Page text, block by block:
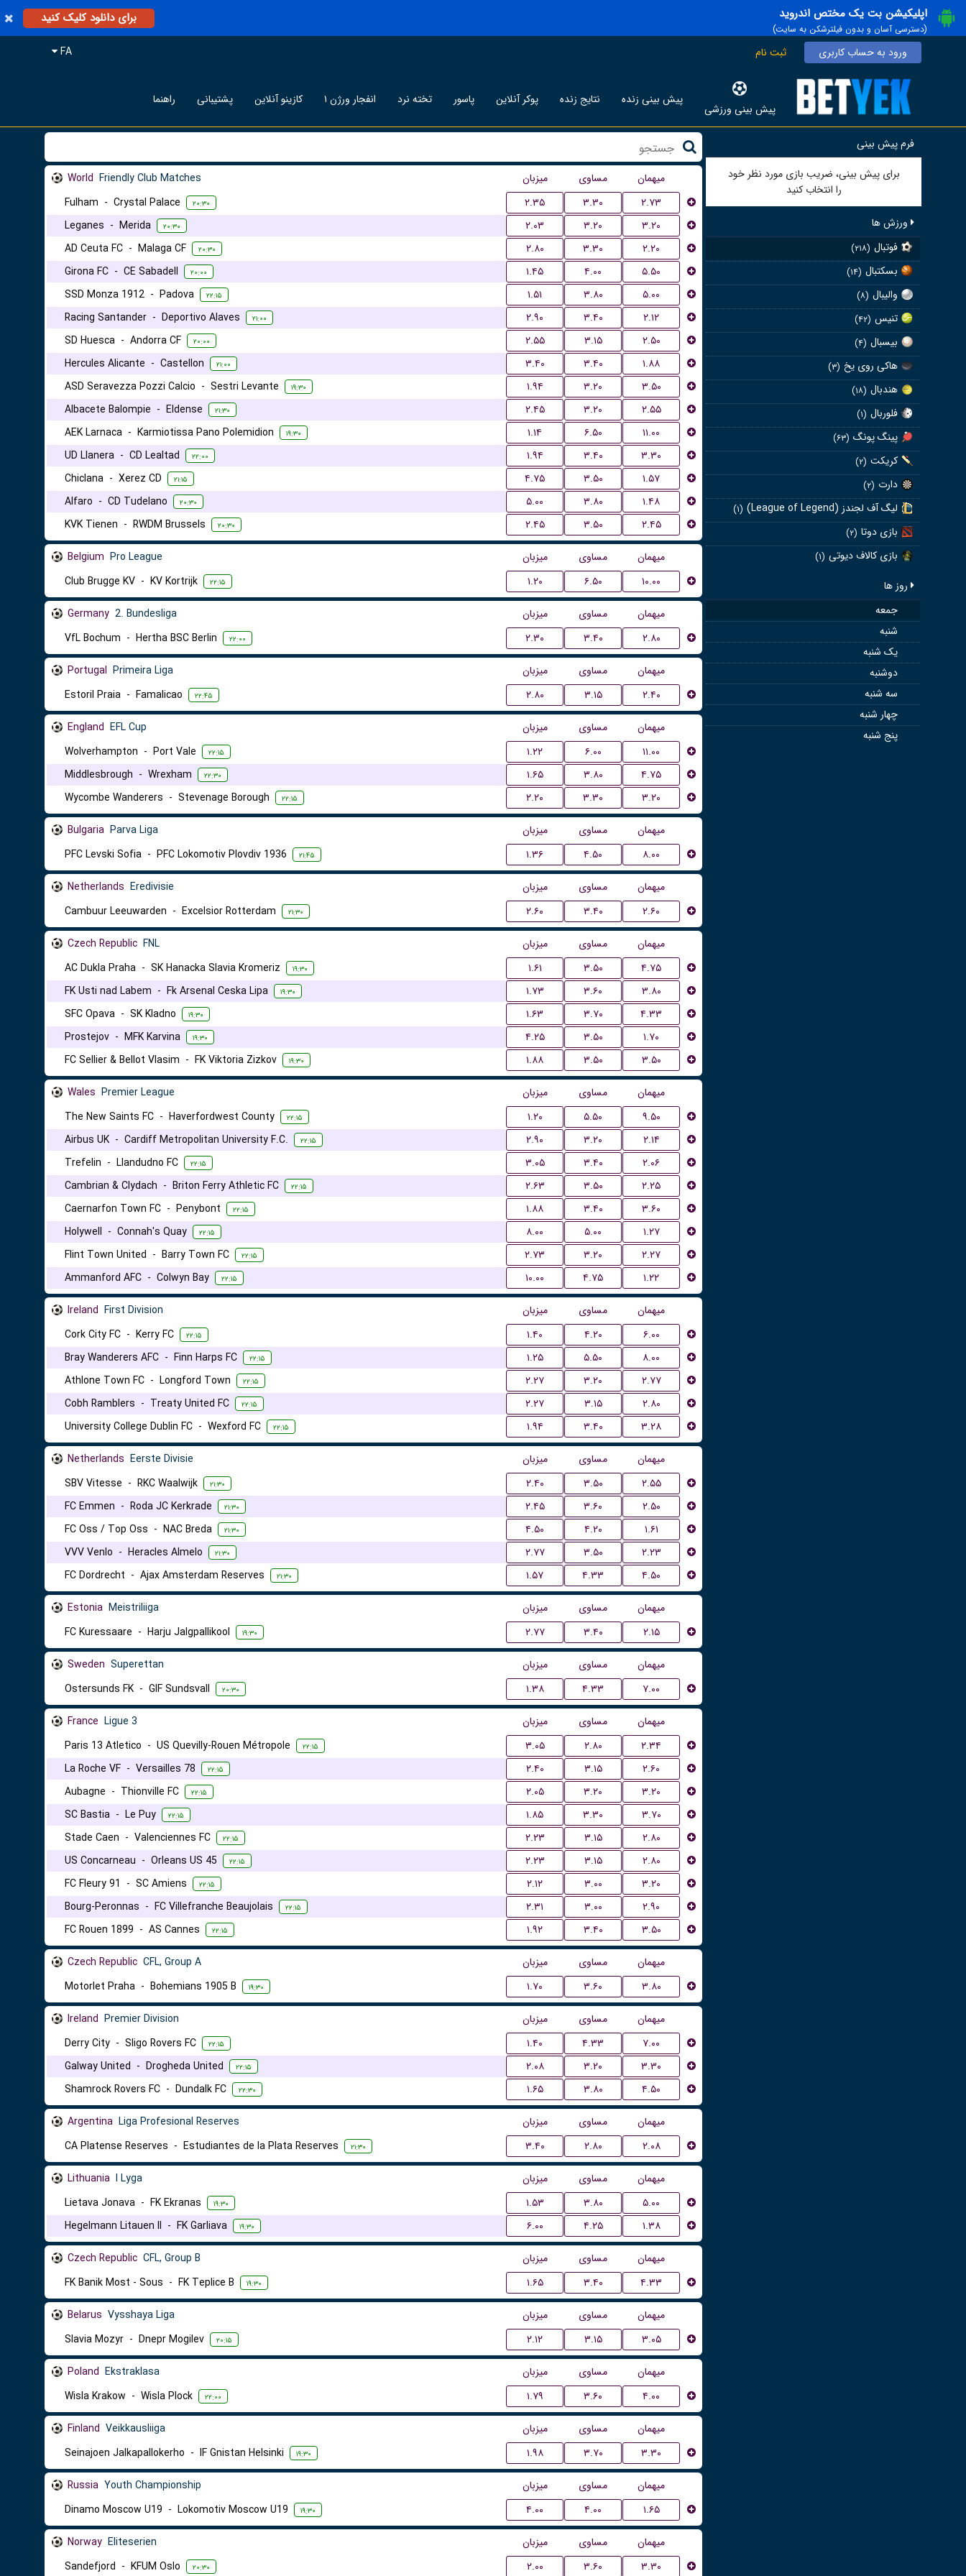
اپلیکیشن بت یک مختص اندروید
(دسترسی آسان و بدون فیلترشکن به سایت)
برای دانلود کلیک کنید
FA ورود به حساب کاربری ثبت نام
پیش بینی ورزشی
پیش بینی زنده نتایج زنده پوکر آنلاین پاسور تخته نرد انفجار ورژن ۱ کازینو آنلاین پشتیبانی راهنما
فرم پیش بینی
برای پیش بینی، ضریب بازی مورد نظر خود
را انتخاب کنید
ورزش ها
فوتبال (۲۱۸)
بسکتبال (۱۴)
والیبال (۸)
تنیس (۴۲)
بیسبال (۴)
هاکی روی یخ (۳)
هندبال (۱۸)
فلوربال (۱)
پینگ پونگ (۶۳)
کریکت (۲)
دارت (۲)
لیگ آف لجندز (League of Legend) (۱)
بازی دوتا (۲)
بازی کالاف دیوتی (۱)
روز ها
جمعه
شنبه
یک شنبه
دوشنبه
سه شنبه
چهار شنبه
پنج شنبه
World Friendly Club Matches میزبان مساوی
میهمان
Fulham - Crystal Palace ۲۰:۳۰ ۲.۳۵ ۳.۳۰
۲.۷۳
Leganes - Merida ۲۰:۳۰ ۲.۰۳ ۳.۲۰
۳.۲۰
AD Ceuta FC - Malaga CF ۲۰:۳۰ ۲.۸۰ ۳.۳۰
۲.۲۰
Girona FC - CE Sabadell ۲۰:۰۰ ۱.۴۵ ۴.۰۰
۵.۵۰
SSD Monza 1912 - Padova ۲۲:۱۵ ۱.۵۱ ۳.۸۰
۵.۰۰
Racing Santander - Deportivo Alaves ۲۱:۰۰ ۲.۹۰ ۳.۴۰
۲.۱۲
SD Huesca - Andorra CF ۲۰:۰۰ ۲.۵۵ ۳.۱۵
۲.۵۰
Hercules Alicante - Castellon ۲۱:۰۰ ۳.۴۰ ۳.۴۰
۱.۸۸
ASD Seravezza Pozzi Calcio - Sestri Levante ۱۹:۳۰ ۱.۹۴ ۳.۲۰
۳.۵۰
Albacete Balompie - Eldense ۲۱:۳۰ ۲.۴۵ ۳.۲۰
۲.۵۵
AEK Larnaca - Karmiotissa Pano Polemidion ۱۹:۳۰ ۱.۱۴ ۶.۵۰
۱۱.۰۰
UD Llanera - CD Lealtad ۲۲:۰۰ ۱.۹۴ ۳.۴۰
۳.۳۰
Chiclana - Xerez CD ۲۱:۱۵ ۴.۷۵ ۳.۵۰
۱.۵۷
Alfaro - CD Tudelano ۲۰:۳۰ ۵.۰۰ ۳.۸۰
۱.۴۸
KVK Tienen - RWDM Brussels ۲۰:۳۰ ۲.۴۵ ۳.۵۰ ۲.۴۵
Belgium Pro League میزبان مساوی
میهمان
Club Brugge KV - KV Kortrijk ۲۲:۱۵ ۱.۲۰ ۶.۵۰ ۱۰.۰۰
Germany 2. Bundesliga میزبان مساوی
میهمان
VfL Bochum - Hertha BSC Berlin ۲۲:۰۰ ۲.۳۰ ۳.۴۰ ۲.۸۰
Portugal Primeira Liga میزبان مساوی
میهمان
Estoril Praia - Famalicao ۲۲:۴۵ ۲.۸۰ ۳.۱۵ ۲.۴۰
England EFL Cup میزبان مساوی
میهمان
Wolverhampton - Port Vale ۲۲:۱۵ ۱.۲۲ ۶.۰۰
۱۱.۰۰
Middlesbrough - Wrexham ۲۲:۳۰ ۱.۶۵ ۳.۸۰
۴.۷۵
Wycombe Wanderers - Stevenage Borough ۲۲:۱۵ ۲.۲۰ ۳.۳۰ ۳.۲۰
Bulgaria Parva Liga میزبان مساوی
میهمان
PFC Levski Sofia - PFC Lokomotiv Plovdiv 1936 ۲۱:۴۵ ۱.۳۶ ۴.۵۰ ۸.۰۰
Netherlands Eredivisie میزبان مساوی
میهمان
Cambuur Leeuwarden - Excelsior Rotterdam ۲۱:۳۰ ۲.۶۰ ۳.۴۰ ۲.۶۰
Czech Republic FNL میزبان مساوی
میهمان
AC Dukla Praha - SK Hanacka Slavia Kromeriz ۱۹:۳۰ ۱.۶۱ ۳.۵۰
۴.۷۵
FK Usti nad Labem - Fk Arsenal Ceska Lipa ۱۹:۳۰ ۱.۷۳ ۳.۶۰
۳.۸۰
SFC Opava - SK Kladno ۱۹:۳۰ ۱.۶۳ ۳.۷۰
۴.۳۳
Prostejov - MFK Karvina ۱۹:۳۰ ۴.۲۵ ۳.۵۰
۱.۷۰
FC Sellier & Bellot Vlasim - FK Viktoria Zizkov ۱۹:۳۰ ۱.۸۸ ۳.۵۰ ۳.۵۰
Wales Premier League میزبان مساوی
میهمان
The New Saints FC - Haverfordwest County ۲۲:۱۵ ۱.۲۰ ۵.۵۰
۹.۵۰
Airbus UK - Cardiff Metropolitan University F.C. ۲۲:۱۵ ۲.۹۰ ۳.۲۰
۲.۱۴
Trefelin - Llandudno FC ۲۲:۱۵ ۳.۰۵ ۳.۴۰
۲.۰۶
Cambrian & Clydach - Briton Ferry Athletic FC ۲۲:۱۵ ۲.۶۳ ۳.۵۰
۲.۲۵
Caernarfon Town FC - Penybont ۲۲:۱۵ ۱.۸۸ ۳.۴۰
۳.۶۰
Holywell - Connah's Quay ۲۲:۱۵ ۸.۰۰ ۵.۰۰
۱.۲۷
Flint Town United - Barry Town FC ۲۲:۱۵ ۲.۷۳ ۳.۲۰
۲.۲۷
Ammanford AFC - Colwyn Bay ۲۲:۱۵ ۱۰.۰۰ ۴.۷۵ ۱.۲۲
Ireland First Division میزبان مساوی
میهمان
Cork City FC - Kerry FC ۲۲:۱۵ ۱.۴۰ ۴.۲۰
۶.۰۰
Bray Wanderers AFC - Finn Harps FC ۲۲:۱۵ ۱.۲۵ ۵.۵۰
۸.۰۰
Athlone Town FC - Longford Town ۲۲:۱۵ ۲.۲۷ ۳.۲۰
۲.۷۷
Cobh Ramblers - Treaty United FC ۲۲:۱۵ ۲.۲۷ ۳.۱۵
۲.۸۰
University College Dublin FC - Wexford FC ۲۲:۱۵ ۱.۹۴ ۳.۴۰ ۳.۲۸
Netherlands Eerste Divisie میزبان مساوی
میهمان
SBV Vitesse - RKC Waalwijk ۲۱:۳۰ ۲.۴۰ ۳.۵۰
۲.۵۵
FC Emmen - Roda JC Kerkrade ۲۱:۳۰ ۲.۴۵ ۳.۶۰
۲.۵۰
FC Oss / Top Oss - NAC Breda ۲۱:۳۰ ۴.۵۰ ۴.۲۰
۱.۶۱
VVV Venlo - Heracles Almelo ۲۱:۳۰ ۲.۷۷ ۳.۵۰
۲.۲۳
FC Dordrecht - Ajax Amsterdam Reserves ۲۱:۳۰ ۱.۵۷ ۴.۳۳ ۴.۵۰
Estonia Meistriliiga میزبان مساوی
میهمان
FC Kuressaare - Harju Jalgpallikool ۱۹:۳۰ ۲.۷۷ ۳.۴۰ ۲.۱۵
Sweden Superettan میزبان مساوی
میهمان
Ostersunds FK - GIF Sundsvall ۲۰:۳۰ ۱.۳۸ ۴.۳۳ ۷.۰۰
France Ligue 3 میزبان مساوی
میهمان
Paris 13 Atletico - US Quevilly-Rouen Métropole ۲۲:۱۵ ۳.۰۵ ۲.۸۰
۲.۳۴
La Roche VF - Versailles 78 ۲۲:۱۵ ۲.۴۰ ۳.۱۵
۲.۶۰
Aubagne - Thionville FC ۲۲:۱۵ ۲.۰۵ ۳.۲۰
۳.۲۰
SC Bastia - Le Puy ۲۲:۱۵ ۱.۸۵ ۳.۳۰
۳.۷۰
Stade Caen - Valenciennes FC ۲۲:۱۵ ۲.۲۳ ۳.۱۵
۲.۸۰
US Concarneau - Orleans US 45 ۲۲:۱۵ ۲.۲۳ ۳.۱۵
۲.۸۰
FC Fleury 91 - SC Amiens ۲۲:۱۵ ۲.۱۲ ۳.۰۰
۳.۲۰
Bourg-Peronnas - FC Villefranche Beaujolais ۲۲:۱۵ ۲.۳۱ ۳.۰۰
۲.۹۰
FC Rouen 1899 - AS Cannes ۲۲:۱۵ ۱.۹۲ ۳.۴۰ ۳.۵۰
Czech Republic CFL, Group A میزبان مساوی
میهمان
Motorlet Praha - Bohemians 1905 B ۱۹:۳۰ ۱.۷۰ ۳.۶۰ ۳.۸۰
Ireland Premier Division میزبان مساوی
میهمان
Derry City - Sligo Rovers FC ۲۲:۱۵ ۱.۴۰ ۴.۳۳
۷.۰۰
Galway United - Drogheda United ۲۲:۱۵ ۲.۰۸ ۳.۲۰
۳.۳۰
Shamrock Rovers FC - Dundalk FC ۲۲:۳۰ ۱.۶۵ ۳.۸۰ ۴.۵۰
Argentina Liga Profesional Reserves میزبان مساوی
میهمان
CA Platense Reserves - Estudiantes de la Plata Reserves ۲۱:۳۰ ۳.۴۰ ۲.۸۰ ۲.۰۸
Lithuania I Lyga میزبان مساوی
میهمان
Lietava Jonava - FK Ekranas ۱۹:۳۰ ۱.۵۳ ۳.۸۰
۵.۰۰
Hegelmann Litauen II - FK Garliava ۱۹:۳۰ ۶.۰۰ ۴.۲۵ ۱.۳۸
Czech Republic CFL, Group B میزبان مساوی
میهمان
FK Banik Most - Sous - FK Teplice B ۱۹:۳۰ ۱.۶۵ ۳.۴۰ ۴.۳۳
Belarus Vysshaya Liga میزبان مساوی
میهمان
Slavia Mozyr - Dnepr Mogilev ۲۰:۱۵ ۲.۱۲ ۳.۱۵ ۳.۰۵
Poland Ekstraklasa میزبان مساوی
میهمان
Wisla Krakow - Wisla Plock ۲۲:۰۰ ۱.۷۹ ۳.۶۰ ۴.۰۰
Finland Veikkausliiga میزبان مساوی
میهمان
Seinajoen Jalkapallokerho - IF Gnistan Helsinki ۱۹:۳۰ ۱.۹۸ ۳.۷۰ ۳.۳۰
Russia Youth Championship میزبان مساوی
میهمان
Dinamo Moscow U19 - Lokomotiv Moscow U19 ۱۹:۳۰ ۴.۰۰ ۴.۰۰ ۱.۶۵
Norway Eliteserien میزبان مساوی
میهمان
Sandefjord - KFUM Oslo ۲۰:۳۰ ۲.۰۰ ۳.۶۰ ۳.۳۰